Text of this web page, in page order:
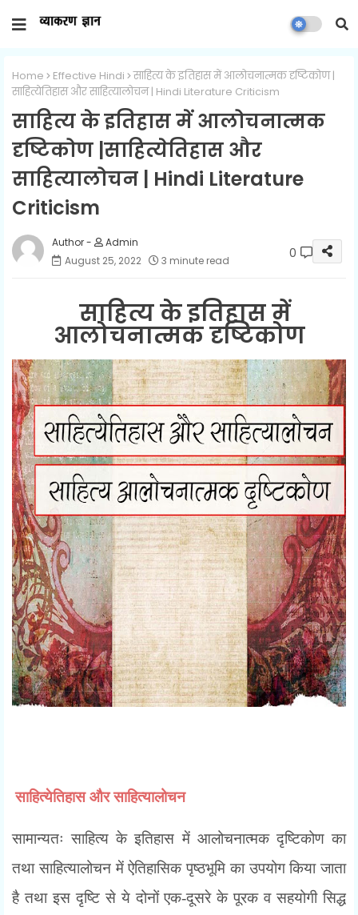
Home Effective Hindi
साहित्य के इतिहास में आलोचनात्मक दृष्टिकोण |
साहित्येतिहास और साहित्यालोचन | Hindi Literature Criticism
साहित्य के इतिहास में आलोचनात्मक
दृष्टिकोण |साहित्येतिहास और
साहित्यालोचन | Hindi Literature
Criticism
Admin
August 25, 2022
3 minute read 0
साहित्य के इतिहास में
आलोचनात्मक दृष्टिकोण
साहित्येतिहास और साहित्यालोचन
सामान्यतः साहित्य के इतिहास में आलोचनात्मक दृष्टिकोण का
तथा साहित्यालोचन में ऐतिहासिक पृष्ठभूमि का उपयोग किया जाता
है तथा इस दृष्टि से ये दोनों एक-दूसरे के पूरक व सहयोगी सिद्ध